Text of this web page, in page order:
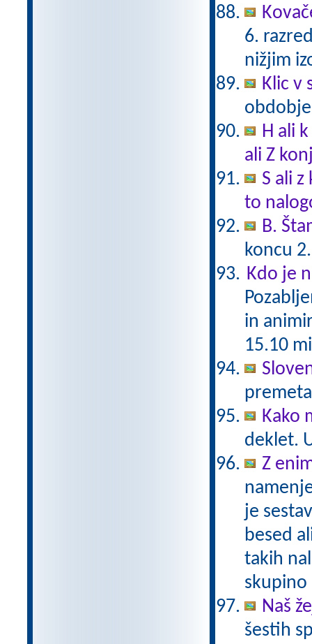
6.
nižjim
Klic v
H ali
ali Z
S ali
to
B.
koncu
Kdo je
in
15.10
Kako
deklet.
Z
je
besed
takih
skupino
Naš
šestih